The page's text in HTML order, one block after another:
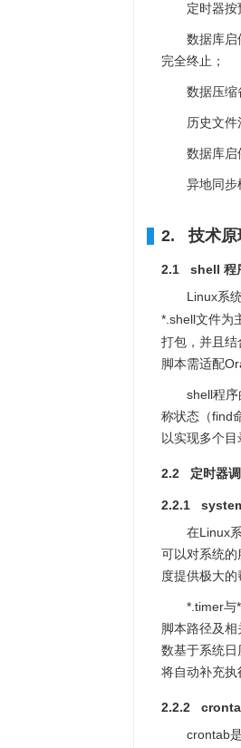
定时器
数据库启
完全终止；
数据压缩
历史文
数据库启
异地同步
2. 技术原
2.1 shell 程
Linux系
*.shell文件为
打包，并且
脚本需适配
shell程
称状态（find
以实现多个
2.2 定时器
2.2.1
在Linux
可以对系统
度提供极大的
*.timer与
脚本路径及
数基于系统
将自动补充执
2.2.2
crontab